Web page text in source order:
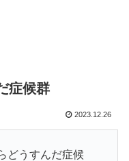
症候群
2023.12.26
どうすんだ症候